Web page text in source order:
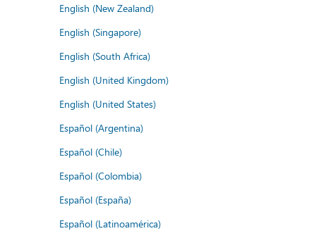
English (New Zealand)
English (Singapore)
English (South Africa)
English (United Kingdom)
English (United States)
Español (Argentina)
Español (Chile)
Español (Colombia)
Español (España)
Español (Latinoamérica)